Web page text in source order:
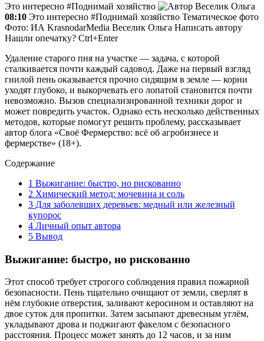
Это интересно #Поднимай хозяйство
Веселик Ольга
08:10 Это интересно #Поднимай хозяйство Тематическое фото
Фото: ИА KrasnodarMedia Веселик Ольга Написать автору
Нашли опечатку? Ctrl+Enter
Удаление старого пня на участке — задача, с которой
сталкивается почти каждый садовод. Даже на первый взгляд
гнилой пень оказывается прочно сидящим в земле — корни
уходят глубоко, и выкорчевать его лопатой становится почти
невозможно. Вызов специализированной техники дорог и
может повредить участок. Однако есть несколько действенных
методов, которые помогут решить проблему, рассказывает
автор блога «Своё Фермерство: всё об агробизнесе и
фермерстве» (18+).
Содержание
1 Выжигание: быстро, но рискованно
2 Химический метод: мочевина и соль
3 Для заболевших деревьев: медный или железный
купорос
4 Личный опыт автора
5 Вывод
Выжигание: быстро, но рискованно
Этот способ требует строгого соблюдения правил пожарной
безопасности. Пень тщательно очищают от земли, сверлят в
нём глубокие отверстия, заливают керосином и оставляют на
двое суток для пропитки. Затем засыпают древесным углём,
укладывают дрова и поджигают факелом с безопасного
расстояния. Процесс может занять до 12 часов, и за ним